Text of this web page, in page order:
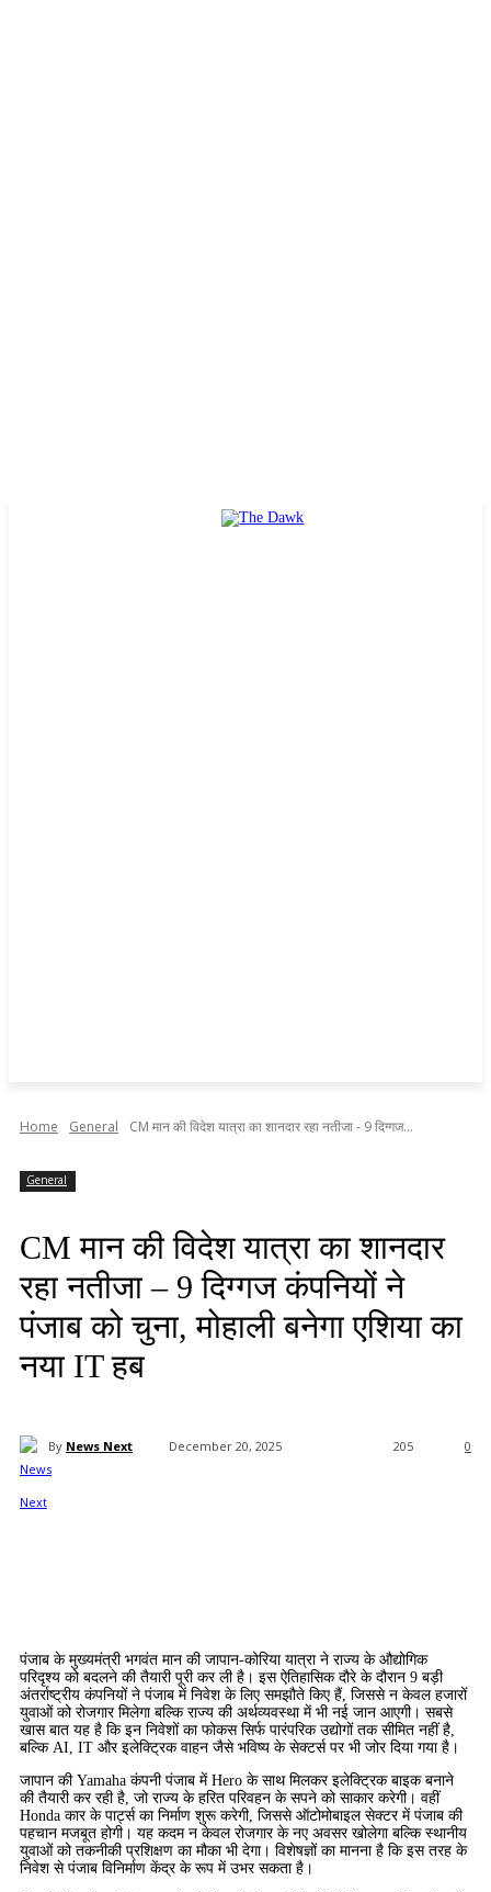
Home General CM मान की विदेश यात्रा का शानदार रहा नतीजा - 9 दिग्गज...
General
CM मान की विदेश यात्रा का शानदार
रहा नतीजा – 9 दिग्गज कंपनियों ने
पंजाब को चुना, मोहाली बनेगा एशिया का
नया IT हब
By News Next December 20, 2025 0
205
पंजाब के मुख्यमंत्री भगवंत मान की जापान-कोरिया यात्रा ने राज्य के औद्योगिक
परिदृश्य को बदलने की तैयारी पूरी कर ली है। इस ऐतिहासिक दौरे के दौरान 9 बड़ी
अंतर्राष्ट्रीय कंपनियों ने पंजाब में निवेश के लिए समझौते किए हैं, जिससे न केवल हजारों
युवाओं को रोजगार मिलेगा बल्कि राज्य की अर्थव्यवस्था में भी नई जान आएगी। सबसे
खास बात यह है कि इन निवेशों का फोकस सिर्फ पारंपरिक उद्योगों तक सीमित नहीं है,
बल्कि AI, IT और इलेक्ट्रिक वाहन जैसे भविष्य के सेक्टर्स पर भी जोर दिया गया है।
जापान की Yamaha कंपनी पंजाब में Hero के साथ मिलकर इलेक्ट्रिक बाइक बनाने
की तैयारी कर रही है, जो राज्य के हरित परिवहन के सपने को साकार करेगी। वहीं
Honda कार के पार्ट्स का निर्माण शुरू करेगी, जिससे ऑटोमोबाइल सेक्टर में पंजाब की
पहचान मजबूत होगी। यह कदम न केवल रोजगार के नए अवसर खोलेगा बल्कि स्थानीय
युवाओं को तकनीकी प्रशिक्षण का मौका भी देगा। विशेषज्ञों का मानना है कि इस तरह के
निवेश से पंजाब विनिर्माण केंद्र के रूप में उभर सकता है।